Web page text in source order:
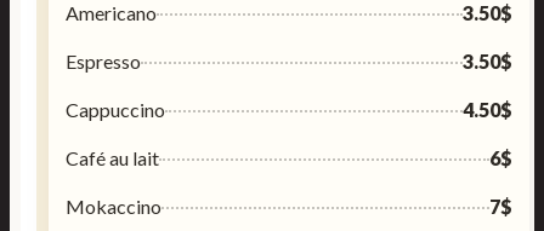
Americano 3.50$
Espresso 3.50$
Cappuccino 4.50$
Café au lait 6$
Mokaccino 7$